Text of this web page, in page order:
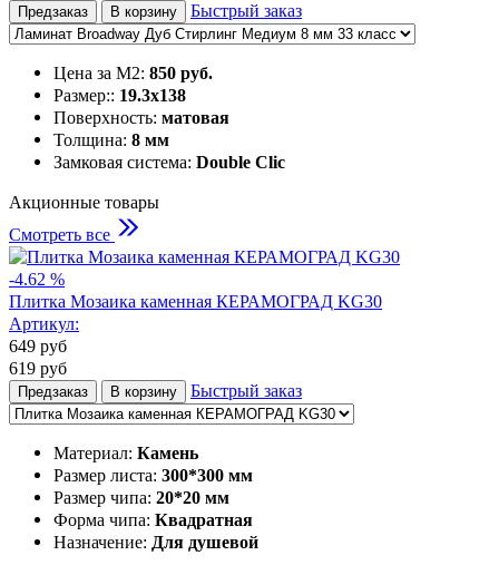
Предзаказ В корзину Быстрый заказ
Цена за М2: 850 руб.
Размер:: 19.3х138
Поверхность: матовая
Толщина: 8 мм
Замковая система: Double Clic
Акционные товары
Смотреть все
-4.62 %
Плитка Мозаика каменная КЕРАМОГРАД KG30
Артикул:
649 руб
619 руб
Предзаказ В корзину Быстрый заказ
Материал: Камень
Размер листа: 300*300 мм
Размер чипа: 20*20 мм
Форма чипа: Квадратная
Назначение: Для душевой